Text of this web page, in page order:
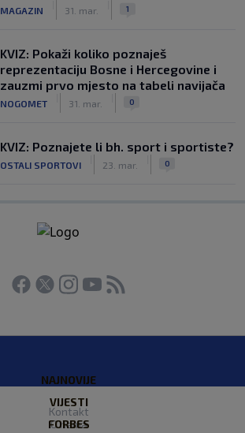
MAGAZIN 31. mar. 1
KVIZ: Pokaži koliko poznaješ
reprezentaciju Bosne i Hercegovine i
zauzmi prvo mjesto na tabeli navijača
NOGOMET 31. mar. 0
KVIZ: Poznajete li bh. sport i sportiste?
OSTALI SPORTOVI 23. mar. 0
NAJNOVIJE
VIJESTI
FORBES
Kontakt
O nama